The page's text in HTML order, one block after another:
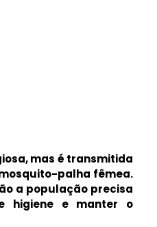
mas é transmitida
palha fêmea.
a população precisa
higiene e manter o